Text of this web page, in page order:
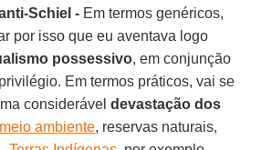
Schiel - Em termos genéricos,
por isso que eu aventava logo
possessivo, em conjunção
Em termos práticos, vai se
consideráveldevastação dos
meio ambiente, reservas naturais,